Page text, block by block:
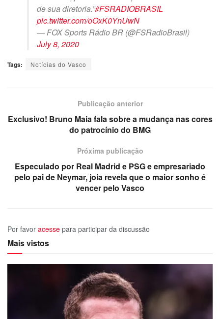
de sua diretoria.”#FSRADIOBRASIL
pic.twitter.com/oOxK0YnUwN
— FOX Sports Rádio BR (@FSRadioBrasil)
July 8, 2020
Tags: Notícias do Vasco
Publicação anterior
Exclusivo! Bruno Maia fala sobre a mudança nas cores
do patrocínio do BMG
Próxima publicação
Especulado por Real Madrid e PSG e empresariado
pelo pai de Neymar, joia revela que o maior sonho é
vencer pelo Vasco
Por favor acesse para participar da discussão
Mais vistos